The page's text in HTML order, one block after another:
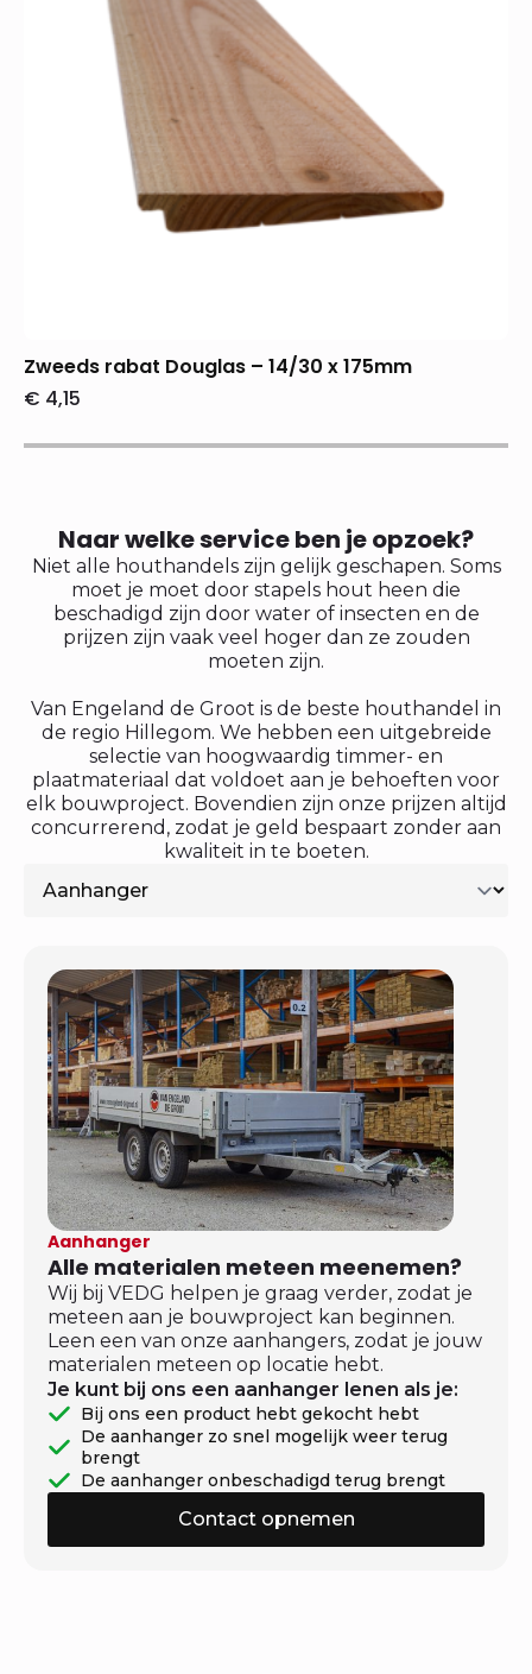
Zweeds rabat Douglas – 14/30 x 175mm
€ 4,15
Naar welke service ben je opzoek?
Niet alle houthandels zijn gelijk geschapen. Soms
moet je moet door stapels hout heen die
beschadigd zijn door water of insecten en de
prijzen zijn vaak veel hoger dan ze zouden
moeten zijn.
Van Engeland de Groot is de beste houthandel in
de regio Hillegom. We hebben een uitgebreide
selectie van hoogwaardig timmer- en
plaatmateriaal dat voldoet aan je behoeften voor
elk bouwproject. Bovendien zijn onze prijzen altijd
concurrerend, zodat je geld bespaart zonder aan
kwaliteit in te boeten.
Aanhanger
Alle materialen meteen meenemen?
Wij bij VEDG helpen je graag verder, zodat je
meteen aan je bouwproject kan beginnen.
Leen een van onze aanhangers, zodat je jouw
materialen meteen op locatie hebt.
Je kunt bij ons een aanhanger lenen als je:
Bij ons een product hebt gekocht hebt
De aanhanger zo snel mogelijk weer terug
brengt
De aanhanger onbeschadigd terug brengt
Contact opnemen